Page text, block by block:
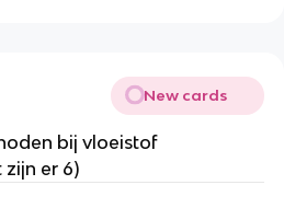
New cards
bij vloeistof
er 6)